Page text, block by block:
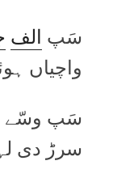
سَپ الف
واچیاں
سَپ وسّے
سرڑ دی